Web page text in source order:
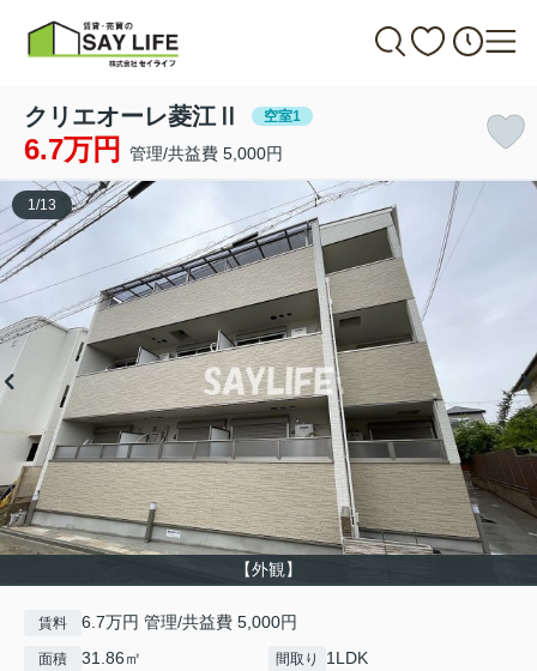
クリエオーレ菱江Ⅱ 空室1
6.7万円 管理/共益費 5,000円
【外観】
1 /13
賃料 6.7万円 管理/共益費 5,000円
面積 31.86㎡ 間取り 1LDK